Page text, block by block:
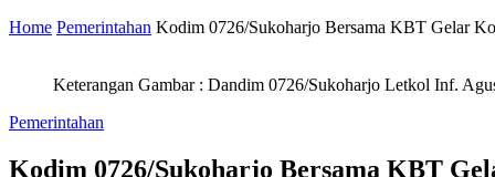
Home Pemerintahan Kodim 0726/Sukoharjo Bersama KBT Gelar
Keterangan Gambar : Dandim 0726/Sukoharjo Letkol Inf.
Pemerintahan
Kodim 0726/Sukoharjo Bersama KBT